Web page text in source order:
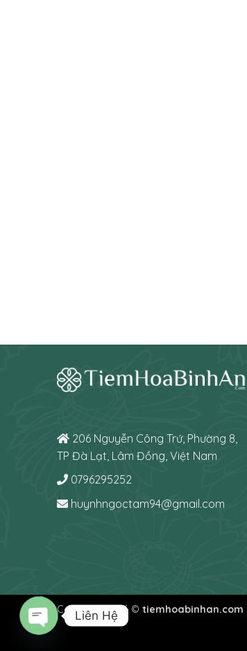
206 Nguyễn Công Trứ, Phường 8,
TP Đà Lạt, Lâm Đồng, Việt Nam
0796295252
huynhngoctam94@gmail.com
Copyright 2026 © tiemhoabinhan.com
Liên Hệ